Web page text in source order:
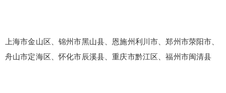
上海市金山区、锦州市黑山县、恩施州利川市、郑州市荥阳市、
舟山市定海区、怀化市辰溪县、重庆市黔江区、福州市闽清县